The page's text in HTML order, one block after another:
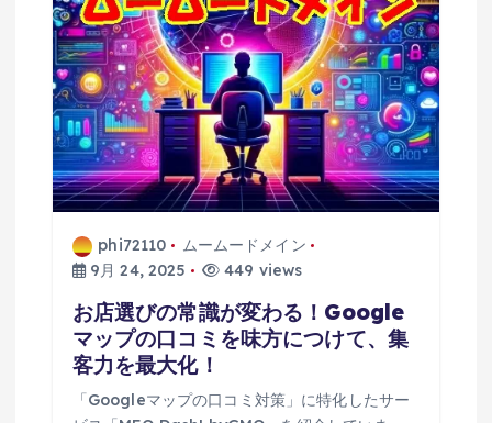
phi72110
ムームードメイン
9月 24, 2025
449 views
お店選びの常識が変わる！Google
マップの口コミを味方につけて、集
客力を最大化！
「Googleマップの口コミ対策」に特化したサー